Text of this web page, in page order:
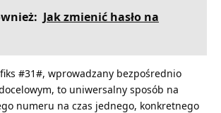
Jak zmienić hasło na
#31#, wprowadzany bezpośrednio
to uniwersalny sposób na
numeru na czas jednego, konkretnego